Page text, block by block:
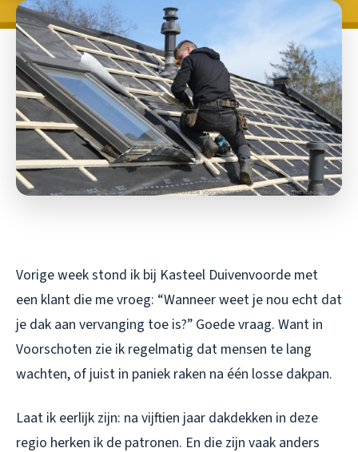
Vorige week stond ik bij Kasteel Duivenvoorde met
een klant die me vroeg: “Wanneer weet je nou echt dat
je dak aan vervanging toe is?” Goede vraag. Want in
Voorschoten zie ik regelmatig dat mensen te lang
wachten, of juist in paniek raken na één losse dakpan.
Laat ik eerlijk zijn: na vijftien jaar dakdekken in deze
regio herken ik de patronen. En die zijn vaak anders